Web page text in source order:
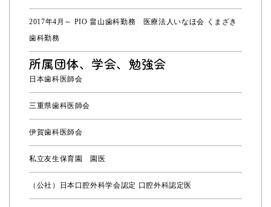
2017年4月～ PIO 畠山歯科勤務 医療法人いなほ会 くまざき
歯科勤務
所属団体、学会、勉強会
日本歯科医師会
三重県歯科医師会
伊賀歯科医師会
私立友生保育園 園医
（公社）日本口腔外科学会認定 口腔外科認定医